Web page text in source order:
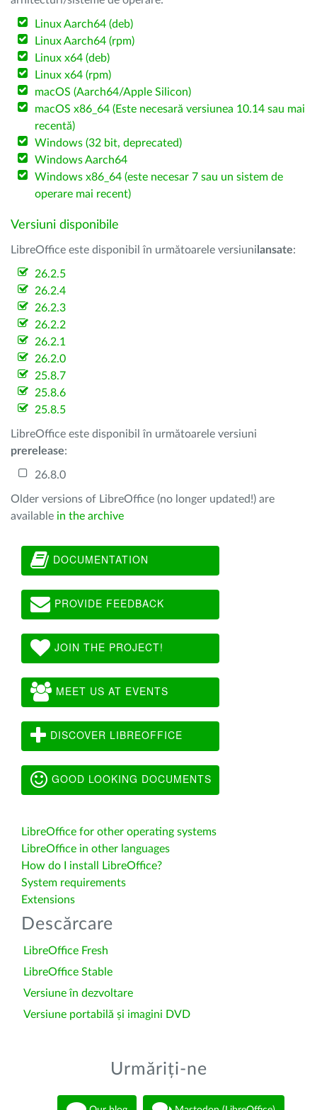
Linux Aarch64 (deb)
Linux Aarch64 (rpm)
Linux x64 (deb)
Linux x64 (rpm)
macOS (Aarch64/Apple Silicon)
macOS x86_64 (Este necesară versiunea 10.14 sau mai
recentă)
Windows (32 bit, deprecated)
Windows Aarch64
Windows x86_64 (este necesar 7 sau un sistem de
operare mai recent)
Versiuni disponibile
LibreOffice este disponibil în următoarele versiuni lansate:
26.2.5
26.2.4
26.2.3
26.2.2
26.2.1
26.2.0
25.8.7
25.8.6
25.8.5
LibreOffice este disponibil în următoarele versiuni
prerelease:
26.8.0
Older versions of LibreOffice (no longer updated!) are
available in the archive
DOCUMENTATION
PROVIDE FEEDBACK
JOIN THE PROJECT!
MEET US AT EVENTS
DISCOVER LIBREOFFICE
GOOD LOOKING DOCUMENTS
LibreOffice for other operating systems
LibreOffice in other languages
How do I install LibreOffice?
System requirements
Extensions
Descărcare
LibreOffice Fresh
LibreOffice Stable
Versiune în dezvoltare
Versiune portabilă și imagini DVD
Urmăriți-ne